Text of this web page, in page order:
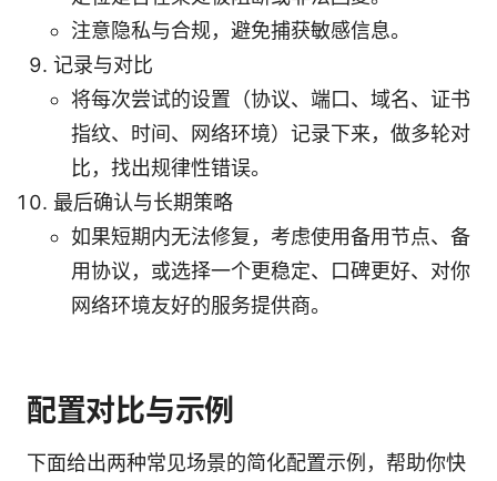
注意隐私与合规，避免捕获敏感信息。
记录与对比
将每次尝试的设置（协议、端口、域名、证书
指纹、时间、网络环境）记录下来，做多轮对
比，找出规律性错误。
最后确认与长期策略
如果短期内无法修复，考虑使用备用节点、备
用协议，或选择一个更稳定、口碑更好、对你
网络环境友好的服务提供商。
配置对比与示例
下面给出两种常见场景的简化配置示例，帮助你快